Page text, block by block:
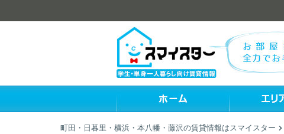
町田・日暮里・横浜・本八幡・藤沢の賃貸情報はスマイスター